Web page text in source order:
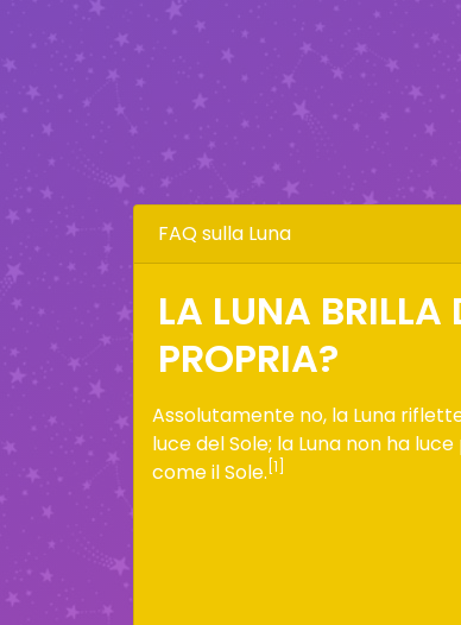
FAQ sulla Luna
LA LUNA BRILLA
PROPRIA?
Assolutamente no, la Luna
luce del Sole; la Luna non ha
come il Sole. [1]